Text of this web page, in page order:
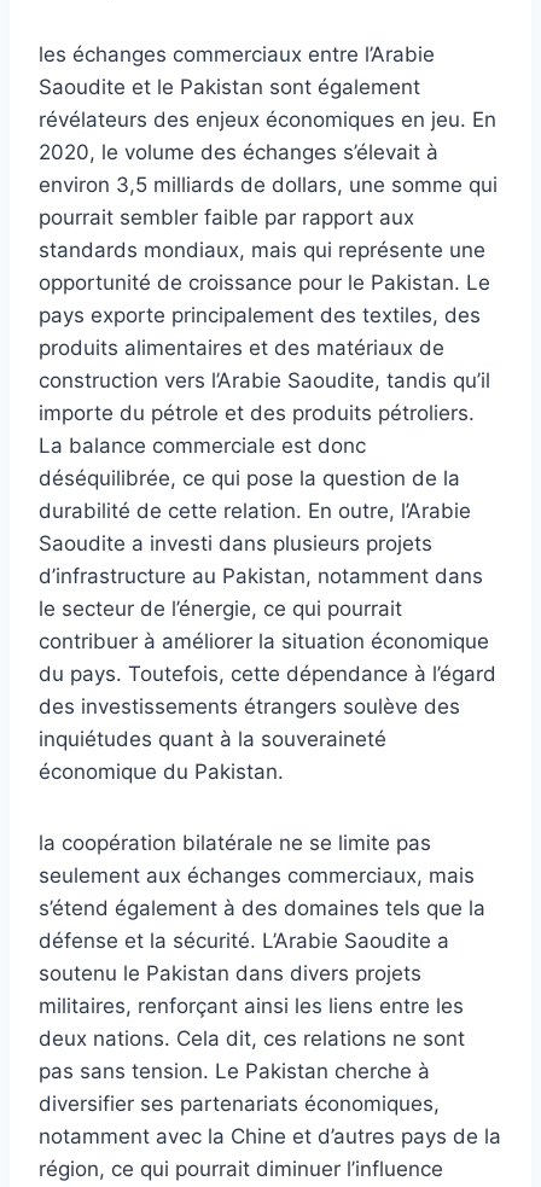
les échanges commerciaux entre l’Arabie
Saoudite et le Pakistan sont également
révélateurs des enjeux économiques en jeu. En
2020, le volume des échanges s’élevait à
environ 3,5 milliards de dollars, une somme qui
pourrait sembler faible par rapport aux
standards mondiaux, mais qui représente une
opportunité de croissance pour le Pakistan. Le
pays exporte principalement des textiles, des
produits alimentaires et des matériaux de
construction vers l’Arabie Saoudite, tandis qu’il
importe du pétrole et des produits pétroliers.
La balance commerciale est donc
déséquilibrée, ce qui pose la question de la
durabilité de cette relation. En outre, l’Arabie
Saoudite a investi dans plusieurs projets
d’infrastructure au Pakistan, notamment dans
le secteur de l’énergie, ce qui pourrait
contribuer à améliorer la situation économique
du pays. Toutefois, cette dépendance à l’égard
des investissements étrangers soulève des
inquiétudes quant à la souveraineté
économique du Pakistan.
la coopération bilatérale ne se limite pas
seulement aux échanges commerciaux, mais
s’étend également à des domaines tels que la
défense et la sécurité. L’Arabie Saoudite a
soutenu le Pakistan dans divers projets
militaires, renforçant ainsi les liens entre les
deux nations. Cela dit, ces relations ne sont
pas sans tension. Le Pakistan cherche à
diversifier ses partenariats économiques,
notamment avec la Chine et d’autres pays de la
région, ce qui pourrait diminuer l’influence